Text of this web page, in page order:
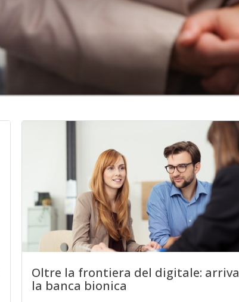
Oltre la frontiera del digitale: arriva
la banca bionica